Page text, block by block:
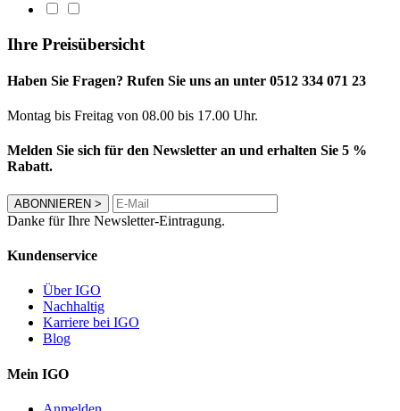
Ihre Preisübersicht
Haben Sie Fragen? Rufen Sie uns an unter 0512 334 071 23
Montag bis Freitag von 08.00 bis 17.00 Uhr.
Melden Sie sich für den Newsletter an und erhalten Sie 5 %
Rabatt.
ABONNIEREN >
Danke für Ihre Newsletter-Eintragung.
Kundenservice
Über IGO
Nachhaltig
Karriere bei IGO
Blog
Mein IGO